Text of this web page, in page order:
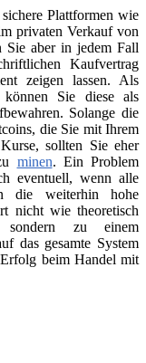
Plattformen wie
privaten Verkauf von
Sie aber in jedem Fall
Kaufvertrag
zeigen lassen. Als
Sie diese als
Solange die
die Sie mit Ihrem
sollten Sie eher
minen. Ein Problem
eventuell, wenn alle
die weiterhin hohe
nicht wie theoretisch
zu einem
das gesamte System
beim Handel mit